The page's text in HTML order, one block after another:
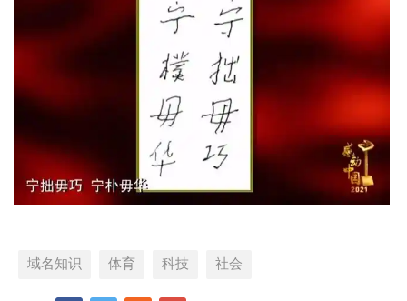
域名知识 体育 科技 社会